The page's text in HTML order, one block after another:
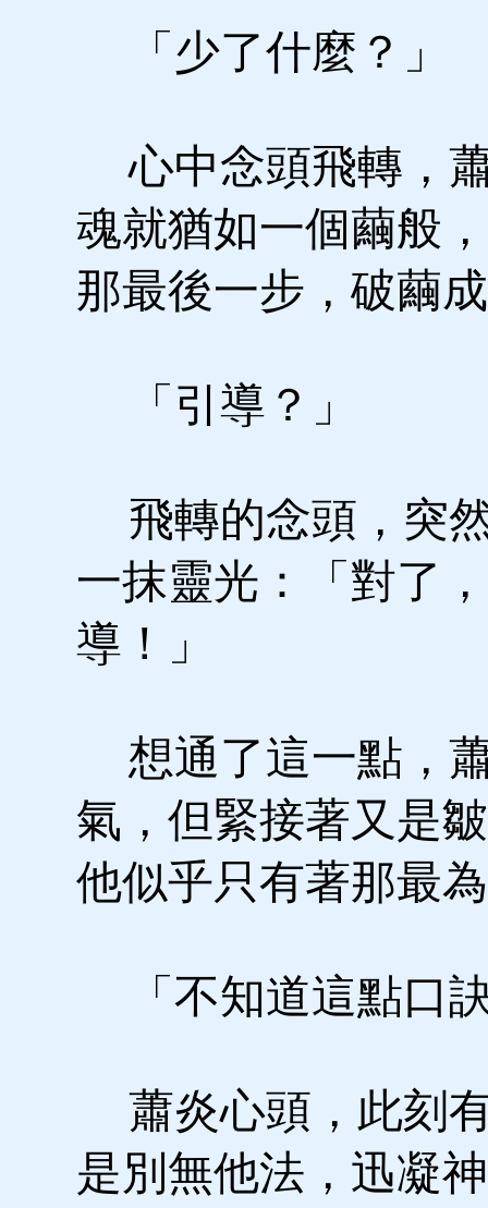
「少了什麼？」
心中念頭飛轉，
魂就猶如一個繭般
那最後一步，破繭
「引導？」
飛轉的念頭，突
一抹靈光：「對了
導！」
想通了這一點，
氣，但緊接著又是
他似乎只有著那最
「不知道這點口
蕭炎心頭，此刻
是別無他法，迅凝